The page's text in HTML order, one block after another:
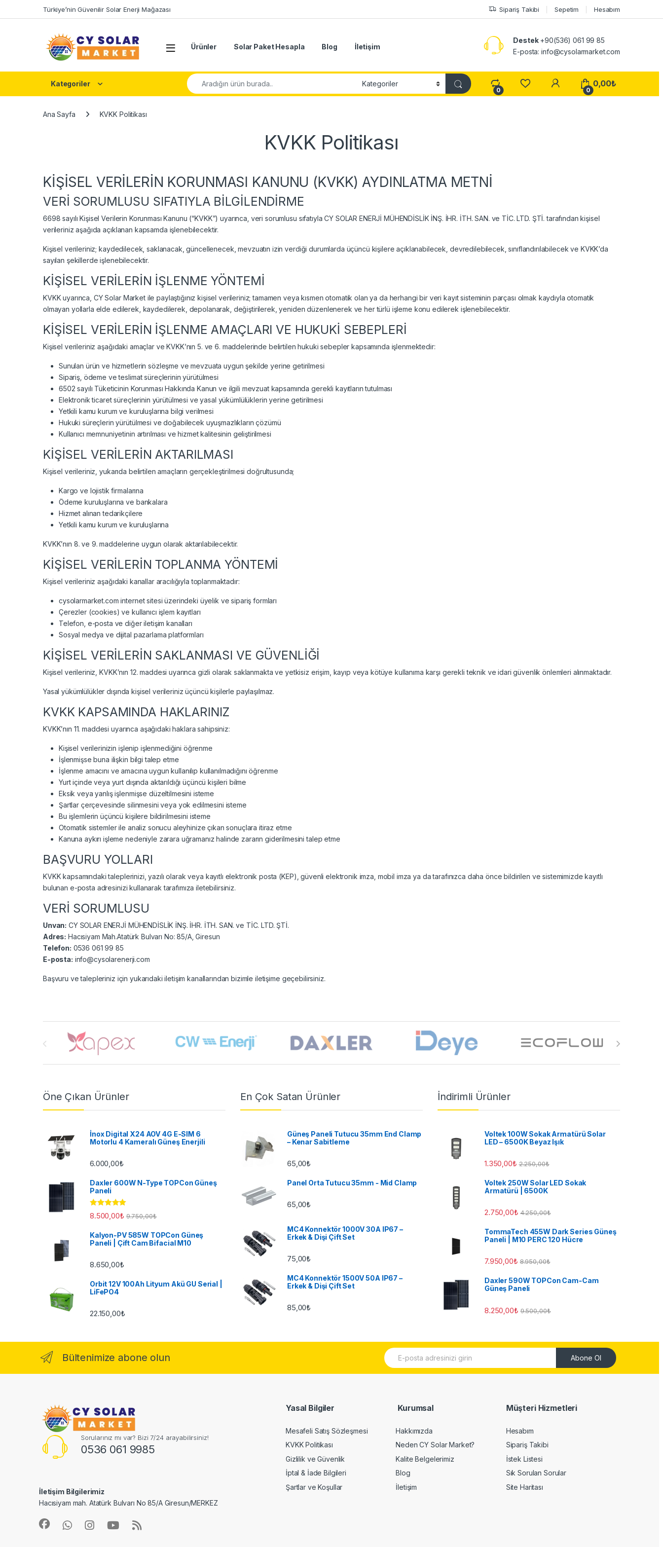
Türkiye’nin Güvenilir Solar Enerji Mağazası Sipariş Takibi Sepetim Hesabım
Open Ürünler Solar Paket Hesapla Blog İletişim
Destek+90(536) 061 99 85
E-posta: info@cysolarmarket.com
Kategoriler
Şunu ara:
0
My Account
0
0,00₺
Ana Sayfa KVKK Politikası
KVKK Politikası
KİŞİSEL VERİLERİN KORUNMASI KANUNU (KVKK) AYDINLATMA METNİ
VERİ SORUMLUSU SIFATIYLA BİLGİLENDİRME
6698 sayılı Kişisel Verilerin Korunması Kanunu (“KVKK”) uyarınca, veri sorumlusu sıfatıyla CY SOLAR ENERJİ MÜHENDİSLİK İNŞ. İHR. İTH. SAN. ve TİC. LTD. ŞTİ. tarafından kişisel
verileriniz aşağıda açıklanan kapsamda işlenebilecektir.
Kişisel verileriniz; kaydedilecek, saklanacak, güncellenecek, mevzuatın izin verdiği durumlarda üçüncü kişilere açıklanabilecek, devredilebilecek, sınıflandırılabilecek ve KVKK’da
sayılan şekillerde işlenebilecektir.
KİŞİSEL VERİLERİN İŞLENME YÖNTEMİ
KVKK uyarınca, CY Solar Market ile paylaştığınız kişisel verileriniz; tamamen veya kısmen otomatik olan ya da herhangi bir veri kayıt sisteminin parçası olmak kaydıyla otomatik
olmayan yollarla elde edilerek, kaydedilerek, depolanarak, değiştirilerek, yeniden düzenlenerek ve her türlü işleme konu edilerek işlenebilecektir.
KİŞİSEL VERİLERİN İŞLENME AMAÇLARI VE HUKUKİ SEBEPLERİ
Kişisel verileriniz aşağıdaki amaçlar ve KVKK’nın 5. ve 6. maddelerinde belirtilen hukuki sebepler kapsamında işlenmektedir:
Sunulan ürün ve hizmetlerin sözleşme ve mevzuata uygun şekilde yerine getirilmesi
Sipariş, ödeme ve teslimat süreçlerinin yürütülmesi
6502 sayılı Tüketicinin Korunması Hakkında Kanun ve ilgili mevzuat kapsamında gerekli kayıtların tutulması
Elektronik ticaret süreçlerinin yürütülmesi ve yasal yükümlülüklerin yerine getirilmesi
Yetkili kamu kurum ve kuruluşlarına bilgi verilmesi
Hukuki süreçlerin yürütülmesi ve doğabilecek uyuşmazlıkların çözümü
Kullanıcı memnuniyetinin artırılması ve hizmet kalitesinin geliştirilmesi
KİŞİSEL VERİLERİN AKTARILMASI
Kişisel verileriniz, yukarıda belirtilen amaçların gerçekleştirilmesi doğrultusunda;
Kargo ve lojistik firmalarına
Ödeme kuruluşlarına ve bankalara
Hizmet alınan tedarikçilere
Yetkili kamu kurum ve kuruluşlarına
KVKK’nın 8. ve 9. maddelerine uygun olarak aktarılabilecektir.
KİŞİSEL VERİLERİN TOPLANMA YÖNTEMİ
Kişisel verileriniz aşağıdaki kanallar aracılığıyla toplanmaktadır:
cysolarmarket.com internet sitesi üzerindeki üyelik ve sipariş formları
Çerezler (cookies) ve kullanıcı işlem kayıtları
Telefon, e-posta ve diğer iletişim kanalları
Sosyal medya ve dijital pazarlama platformları
KİŞİSEL VERİLERİN SAKLANMASI VE GÜVENLİĞİ
Kişisel verileriniz, KVKK’nın 12. maddesi uyarınca gizli olarak saklanmakta ve yetkisiz erişim, kayıp veya kötüye kullanıma karşı gerekli teknik ve idari güvenlik önlemleri alınmaktadır.
Yasal yükümlülükler dışında kişisel verileriniz üçüncü kişilerle paylaşılmaz.
KVKK KAPSAMINDA HAKLARINIZ
KVKK’nın 11. maddesi uyarınca aşağıdaki haklara sahipsiniz:
Kişisel verilerinizin işlenip işlenmediğini öğrenme
İşlenmişse buna ilişkin bilgi talep etme
İşlenme amacını ve amacına uygun kullanılıp kullanılmadığını öğrenme
Yurt içinde veya yurt dışında aktarıldığı üçüncü kişileri bilme
Eksik veya yanlış işlenmişse düzeltilmesini isteme
Şartlar çerçevesinde silinmesini veya yok edilmesini isteme
Bu işlemlerin üçüncü kişilere bildirilmesini isteme
Otomatik sistemler ile analiz sonucu aleyhinize çıkan sonuçlara itiraz etme
Kanuna aykırı işleme nedeniyle zarara uğramanız halinde zararın giderilmesini talep etme
BAŞVURU YOLLARI
KVKK kapsamındaki taleplerinizi, yazılı olarak veya kayıtlı elektronik posta (KEP), güvenli elektronik imza, mobil imza ya da tarafınızca daha önce bildirilen ve sistemimizde kayıtlı
bulunan e-posta adresinizi kullanarak tarafımıza iletebilirsiniz.
VERİ SORUMLUSU
Unvan: CY SOLAR ENERJİ MÜHENDİSLİK İNŞ. İHR. İTH. SAN. ve TİC. LTD. ŞTİ.
Adres: Hacısiyam Mah.Atatürk Bulvarı No: 85/A, Giresun
Telefon: 0536 061 99 85
E-posta: info@cysolarenerji.com
Başvuru ve talepleriniz için yukarıdaki iletişim kanallarından bizimle iletişime geçebilirsiniz.
Brands Carousel
Öne Çıkan Ürünler
İnox Digital X24 AOV 4G E-SIM 6
Motorlu 4 Kameralı Güneş Enerjili
6.000,00₺
Daxler 600W N-Type TOPCon Güneş
Paneli
5 üzerinden
5.00oy aldı
8.500,00₺ 9.750,00₺
Kalyon-PV 585W TOPCon Güneş
Paneli | Çift Cam Bifacial M10
8.650,00₺
Orbit 12V 100Ah Lityum Akü GU Serial |
LiFePO4
22.150,00₺
En Çok Satan Ürünler
Güneş Paneli Tutucu 35mm End Clamp
– Kenar Sabitleme
65,00₺
Panel Orta Tutucu 35mm - Mid Clamp
65,00₺
MC4 Konnektör 1000V 30A IP67 –
Erkek & Dişi Çift Set
75,00₺
MC4 Konnektör 1500V 50A IP67 –
Erkek & Dişi Çift Set
85,00₺
İndirimli Ürünler
Voltek 100W Sokak Armatürü Solar
LED – 6500K Beyaz Işık
1.350,00₺ 2.250,00₺
Voltek 250W Solar LED Sokak
Armatürü | 6500K
2.750,00₺ 4.250,00₺
TommaTech 455W Dark Series Güneş
Paneli | M10 PERC 120 Hücre
7.950,00₺ 8.950,00₺
Daxler 590W TOPCon Cam-Cam
Güneş Paneli
8.250,00₺ 9.500,00₺
Bültenimize abone olun
E
p
Abone Ol
Sorularınız mı var? Bizi 7/24 arayabilirsiniz!
0536 061 9985
İletişim Bilgilerimiz
Hacısiyam mah. Atatürk Bulvarı No 85/A Giresun/MERKEZ
Yasal Bilgiler
Mesafeli Satış Sözleşmesi
KVKK Politikası
Gizlilik ve Güvenlik
İptal & İade Bilgileri
Şartlar ve Koşullar
Kurumsal
Hakkımızda
Neden CY Solar Market?
Kalite Belgelerimiz
Blog
İletişim
Müşteri Hizmetleri
Hesabım
Sipariş Takibi
İstek Listesi
Sık Sorulan Sorular
Site Haritası